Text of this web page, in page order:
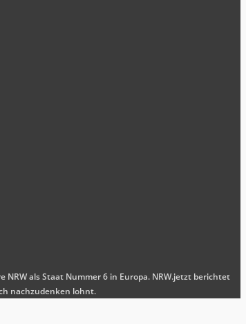
als Staat Nummer 6 in Europa. NRW.jetzt berichtet
nachzudenken lohnt.